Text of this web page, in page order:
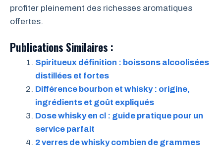
profiter pleinement des richesses aromatiques
offertes.
Publications Similaires :
Spiritueux définition : boissons alcoolisées
distillées et fortes
Différence bourbon et whisky : origine,
ingrédients et goût expliqués
Dose whisky en cl : guide pratique pour un
service parfait
2 verres de whisky combien de grammes